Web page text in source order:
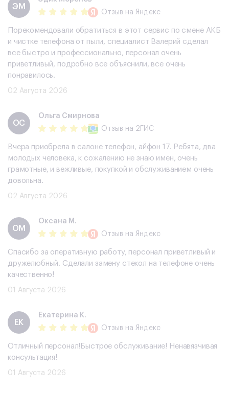
ЭМ
Отзыв на Яндекс
Порекомендовали обратиться в этот сервис по смене АКБ
и чистке телефона от пыли, специалист Валерий сделал
все быстро и профессионально, персонал очень
приветливый, подробно все объяснили, все очень
понравилось.
02 Августа 2026
ОС
Ольга Смирнова
Отзыв на 2ГИС
Вчера приобрела в салоне телефон, айфон 17. Ребята, два
молодых человека, к сожалению не знаю имен, очень
грамотные, и вежливые, покупкой и обслуживанием очень
довольна.
02 Августа 2026
ОМ
Оксана М.
Отзыв на Яндекс
Спасибо за оперативную работу, персонал приветливый и
дружелюбный. Сделали замену стекол на телефоне очень
качественно!
01 Августа 2026
ЕК
Екатерина К.
Отзыв на Яндекс
Отличный персонал!Быстрое обслуживание! Ненавязчивая
консультация!
01 Августа 2026